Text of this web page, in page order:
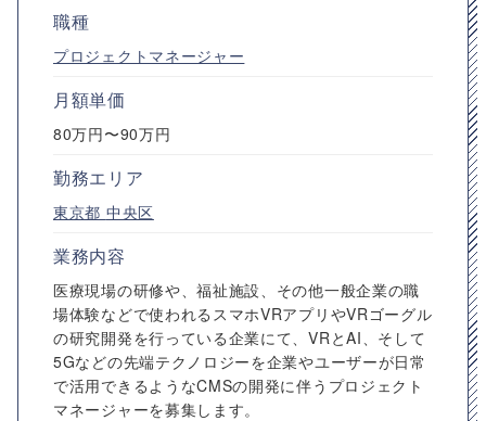
職種
プロジェクトマネージャー
月額単価
80万円〜90万円
勤務エリア
東京都 中央区
業務内容
医療現場の研修や、福祉施設、その他一般企業の職
場体験などで使われるスマホVRアプリやVRゴーグル
の研究開発を行っている企業にて、VRとAI、そして
5Gなどの先端テクノロジーを企業やユーザーが日常
で活用できるようなCMSの開発に伴うプロジェクト
マネージャーを募集します。